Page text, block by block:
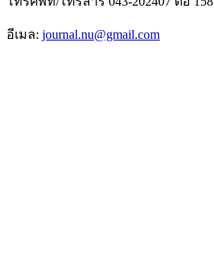
อีเมล: journal.nu@gmail.com